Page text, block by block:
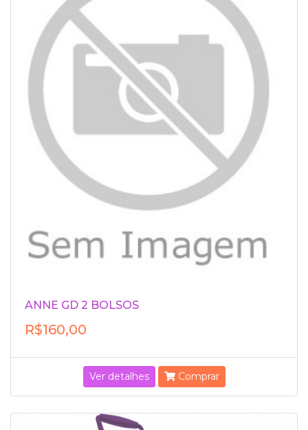
ANNE GD 2 BOLSOS
R$160,00
Ver detalhes Comprar